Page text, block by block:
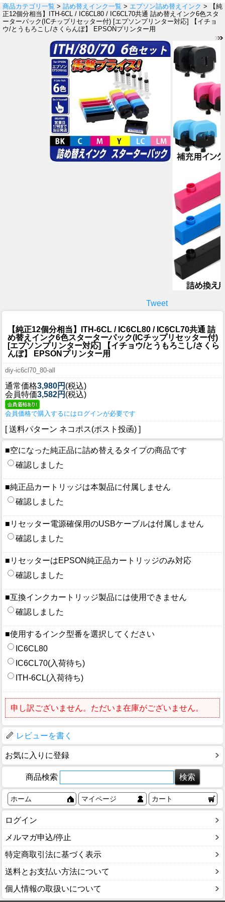
商品カテゴリ一覧 > 詰め替えインク一覧 > エプソン詰め替えインク > 【純
正12個分相当】ITH-6CL / IC6CL80 / IC6CL70共通 詰め替えインク6色スタ
ーターパック(ICチップリセッター付) [エプソンプリンター対応] 【イチョ
ウ/とうもろこし/さくらんぼ】 EPSONプリンター用
Tweet
【純正12個分相当】ITH-6CL / IC6CL80 / IC6CL70共通 詰
め替えインク6色スターターパック(ICチップリセッター付)
[エプソンプリンター対応] 【イチョウ/とうもろこし/さくら
んぼ】 EPSONプリンター用
diy-ic6cl70_80-all
通常価格3,980円 (税込)
会員特価3,582円 (税込)
会員価格で購入するにはログインが必要です
[ 送料パターン ネコポス(ポスト投函) ]
■空になった純正品に詰め替えるタイプの商品です
確認しました
■純正品カートリッジは本製品に付属しません
確認しました
■リセッター電源確保用のUSBケーブルは付属しません
確認しました
■リセッターはEPSON純正品カートリッジのみ対応
確認しました
■互換インクカートリッジ製品には使用できません
確認しました
■使用するインク型番を選択してください
IC6CL80
IC6CL70(入荷待ち)
ITH-6CL(入荷待ち)
申し訳ございません。ただいま在庫がございません。
レビューを書く
お気に入りに登録
商品検索
ホーム マイページ カート
ログイン
メルマガ申込/停止
特定商取引法に基づく表示
送料とお支払い方法について
個人情報の取扱いについて